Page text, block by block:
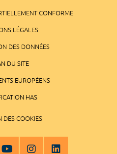
CONFORME
LÉGALES
DES DONNÉES
DU SITE
EUROPÉENS
HAS
DES COOKIES